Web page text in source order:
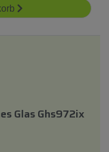
Glas Ghs972ix